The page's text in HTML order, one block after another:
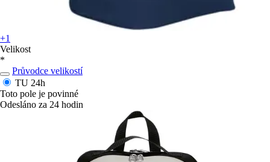
+1
Velikost
*
Průvodce velikostí
TU 24h
Toto pole je povinné
Odesláno za 24 hodin